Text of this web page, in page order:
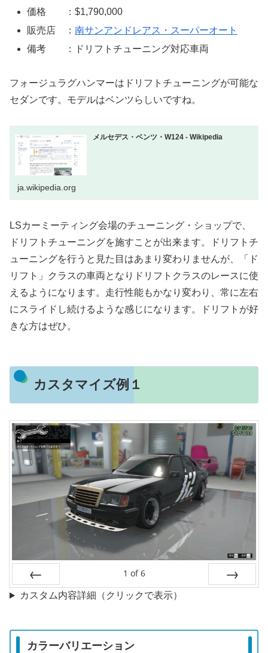
価格 ：$1,790,000
販売店 ：南サンアンドレアス・スーパーオート
備考 ：ドリフトチューニング対応車両
フォージュラグハンマーはドリフトチューニングが可能な
セダンです。モデルはベンツらしいですね。
メルセデス・ベンツ・W124 - Wikipedia
ja.wikipedia.org
LSカーミーティング会場のチューニング・ショップで、
ドリフトチューニングを施すことが出来ます。ドリフトチ
ューニングを行うと見た目はあまり変わりませんが、「ド
リフト」クラスの車両となりドリフトクラスのレースに使
えるようになります。走行性能もかなり変わり、常に左右
にスライドし続けるような感じになります。ドリフトが好
きな方はぜひ。
カスタマイズ例１
Prev
1 of 6
カスタム内容詳細（クリックで表示）
カラーバリエーション